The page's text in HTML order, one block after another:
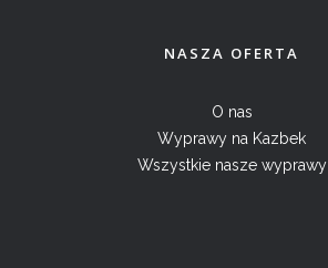
NASZA OFERTA
O nas
Wyprawy na Kazbek
Wszystkie nasze wyprawy